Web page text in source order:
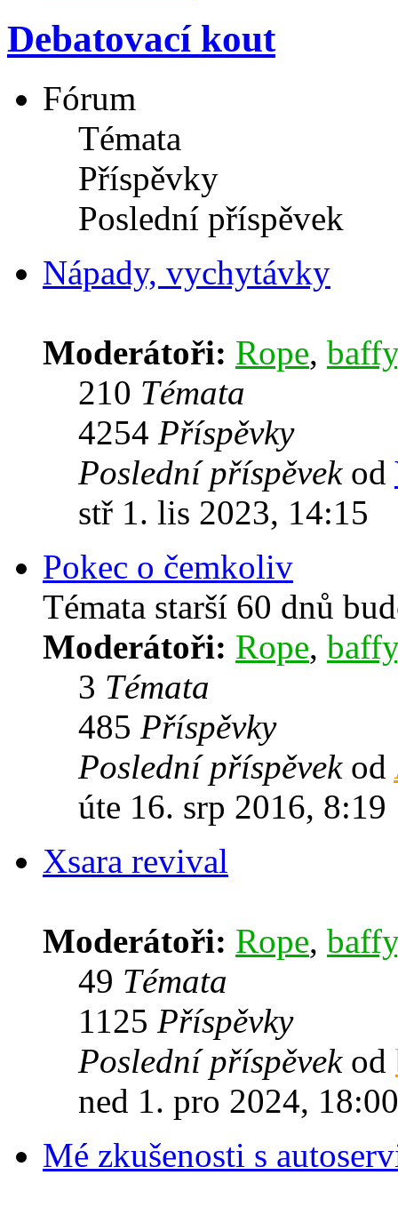
Debatovací kout
Fórum
Témata
Příspěvky
Poslední příspěvek
Nápady, vychytávky
Moderátoři: Rope, baffy
210 Témata
4254 Příspěvky
Poslední příspěvekod
stř 1. lis 2023, 14:15
Pokec o čemkoliv
Témata starší 60 dnů
Moderátoři: Rope, baffy
3 Témata
485 Příspěvky
Poslední příspěvekod
úte 16. srp 2016, 8:19
Xsara revival
Moderátoři: Rope, baffy
49 Témata
1125 Příspěvky
Poslední příspěvekod
ned 1. pro 2024, 18:00
Mé zkušenosti s